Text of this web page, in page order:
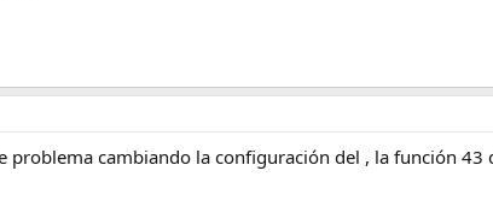
problema cambiando la configuración del , la función 43